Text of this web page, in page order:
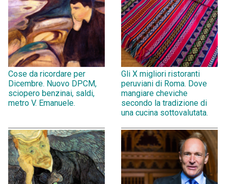
Cose da ricordare per
Dicembre. Nuovo DPCM,
sciopero benzinai, saldi,
metro V. Emanuele.
Gli X migliori ristoranti
peruviani di Roma. Dove
mangiare cheviche
secondo la tradizione di
una cucina sottovalutata.